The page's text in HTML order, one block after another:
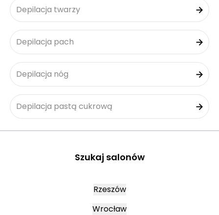
Depilacja twarzy
Depilacja pach
Depilacja nóg
Depilacja pastą cukrową
Szukaj salonów
Rzeszów
Wrocław